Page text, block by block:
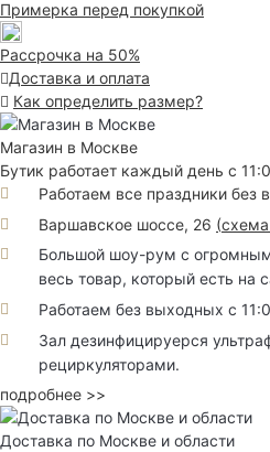
Примерка перед покупкой
Рассрочка на 50%
Доставка и оплата
Как определить размер?
Магазин в Москве
Бутик работает каждый день с
Работаем все праздники без
Варшавское шоссе, 26 (
Большой шоу-рум с
весь товар, который есть на
Работаем без выходных с
Зал дезинфицируерся
рециркуляторами.
подробнее >>
Доставка по Москве и области